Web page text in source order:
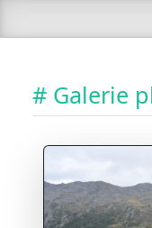
# Galerie